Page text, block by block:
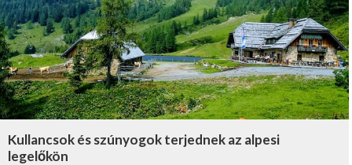
Kullancsok és szúnyogok terjednek az alpesi
legelőkön